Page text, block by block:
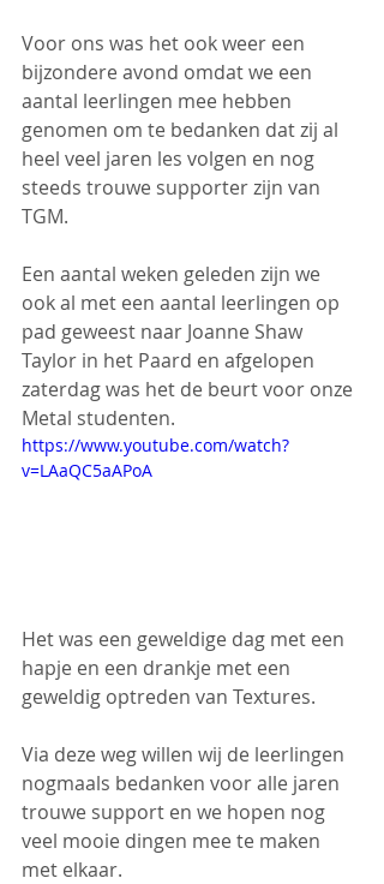
Voor ons was het ook weer een
bijzondere avond omdat we een
aantal leerlingen mee hebben
genomen om te bedanken dat zij al
heel veel jaren les volgen en nog
steeds trouwe supporter zijn van
TGM.
Een aantal weken geleden zijn we
ook al met een aantal leerlingen op
pad geweest naar Joanne Shaw
Taylor in het Paard en afgelopen
zaterdag was het de beurt voor onze
Metal studenten.
https://www.youtube.com/watch?
v=LAaQC5aAPoA
Het was een geweldige dag met een
hapje en een drankje met een
geweldig optreden van Textures.
Via deze weg willen wij de leerlingen
nogmaals bedanken voor alle jaren
trouwe support en we hopen nog
veel mooie dingen mee te maken
met elkaar.